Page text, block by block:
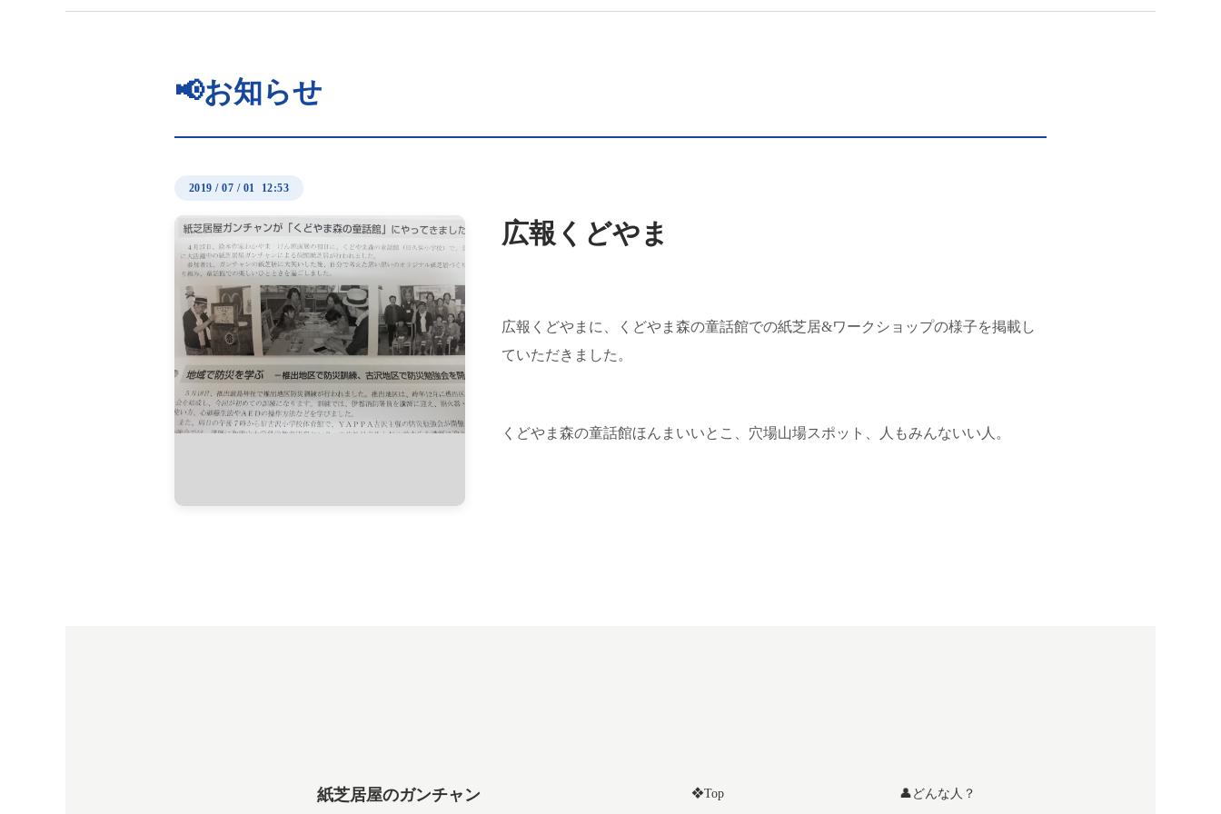
📢お知らせ
2019 /07 / 01 12:53
広報くどやま
広報くどやまに、くどやま森の童話館での紙芝居&ワークショップの様子を掲載し
ていただきました。
くどやま森の童話館ほんまいいとこ、穴場山場スポット、人もみんないい人。
紙芝居屋のガンチャン ❖Top 👤どんな人？